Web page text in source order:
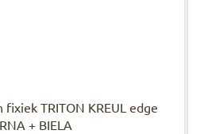
fixiek TRITON KREUL edge
+ BIELA